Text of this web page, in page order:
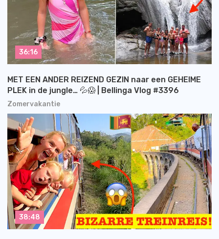
Zomervakantie
MET EEN ANDER REIZEND GEZIN naar een GEHEIME
PLEK in de jungle… 💦😱 | Bellinga Vlog #3396
36:16
38:48